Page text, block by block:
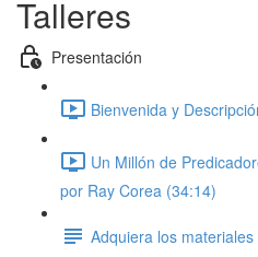
Talleres
Presentación
Bienvenida y
Un Millón de
por Ray Corea (34:14)
Adquiera los